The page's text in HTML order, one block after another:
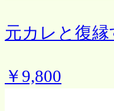
元カレと復
￥9,800